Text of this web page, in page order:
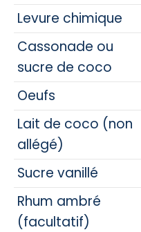
Levure chimique
Cassonade ou
sucre de coco
Oeufs
Lait de coco (non
allégé)
Sucre vanillé
Rhum ambré
(facultatif)